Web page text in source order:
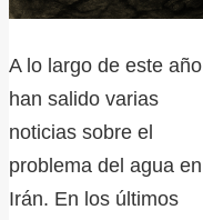
A lo largo de este año
han salido varias
noticias sobre el
problema del agua en
Irán. En los últimos